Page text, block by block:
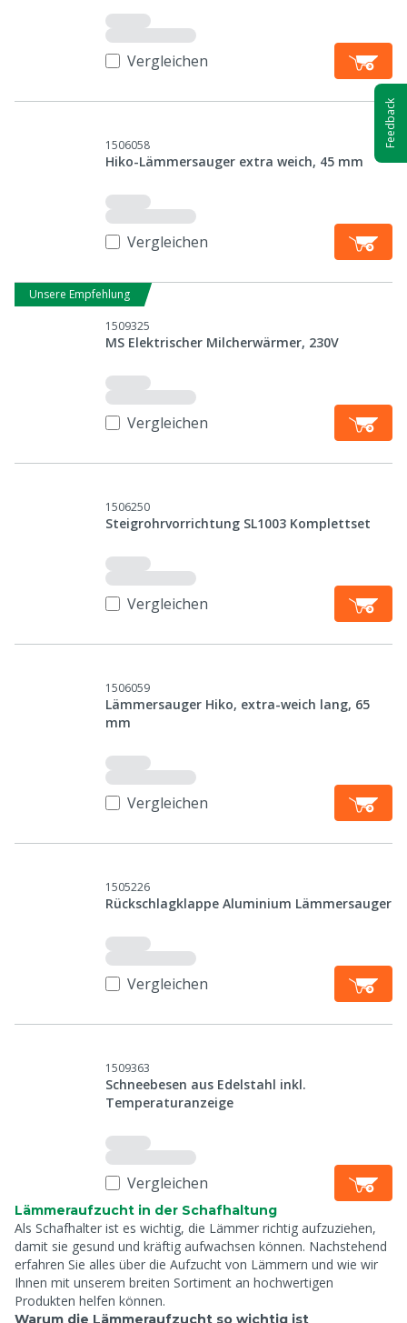
Vergleichen
1506058
Hiko-Lämmersauger extra weich, 45 mm
Vergleichen
Unsere Empfehlung
1509325
MS Elektrischer Milcherwärmer, 230V
Vergleichen
1506250
Steigrohrvorrichtung SL1003 Komplettset
Vergleichen
1506059
Lämmersauger Hiko, extra-weich lang, 65
mm
Vergleichen
1505226
Rückschlagklappe Aluminium Lämmersauger
Vergleichen
1509363
Schneebesen aus Edelstahl inkl.
Temperaturanzeige
Vergleichen
Lämmeraufzucht in der Schafhaltung
Als Schafhalter ist es wichtig, die Lämmer richtig aufzuziehen,
damit sie gesund und kräftig aufwachsen können. Nachstehend
erfahren Sie alles über die Aufzucht von Lämmern und wie wir
Ihnen mit unserem breiten Sortiment an hochwertigen
Produkten helfen können.
Warum die Lämmeraufzucht so wichtig ist
Feedback